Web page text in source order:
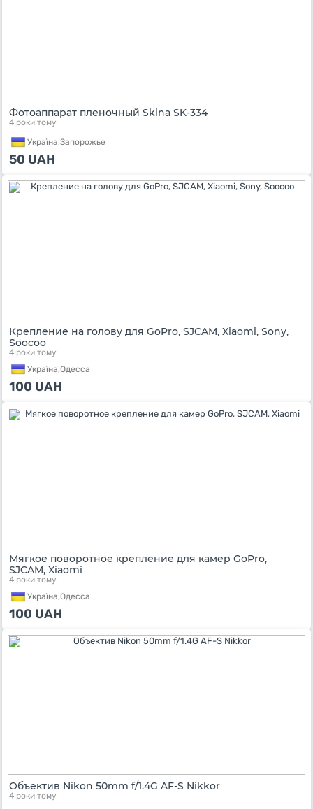
Фотоаппарат пленочный Skina SK-334
4 роки тому
Україна,Запорожье
50 UAH
Крепление на голову для GoPro, SJCAM, Xiaomi, Sony,
Soocoo
4 роки тому
Україна,Одесса
100 UAH
Мягкое поворотное крепление для камер GoPro,
SJCAM, Xiaomi
4 роки тому
Україна,Одесса
100 UAH
Объектив Nikon 50mm f/1.4G AF-S Nikkor
4 роки тому